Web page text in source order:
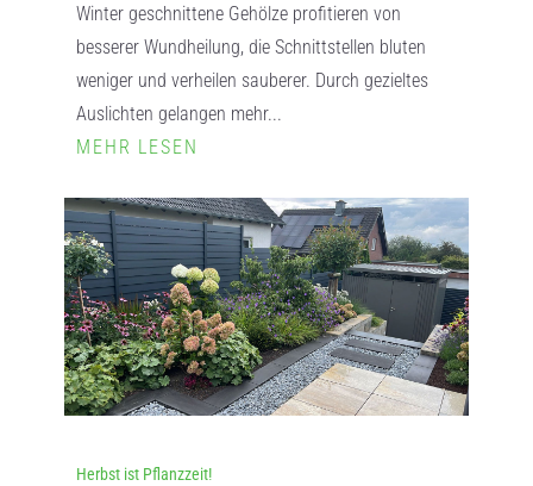
Winter geschnittene Gehölze profitieren von
besserer Wundheilung, die Schnittstellen bluten
weniger und verheilen sauberer. Durch gezieltes
Auslichten gelangen mehr...
MEHR LESEN
Herbst ist Pflanzzeit!